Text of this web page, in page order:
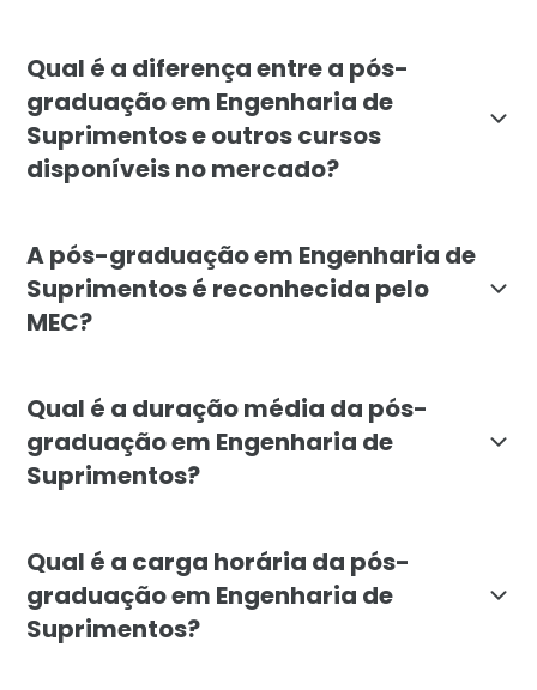
Qual é a diferença entre a pós-
graduação em Engenharia de
Suprimentos e outros cursos
disponíveis no mercado?
A pós-graduação em Engenharia de
Suprimentos é reconhecida pelo
MEC?
Qual é a duração média da pós-
graduação em Engenharia de
Suprimentos?
Qual é a carga horária da pós-
graduação em Engenharia de
Suprimentos?